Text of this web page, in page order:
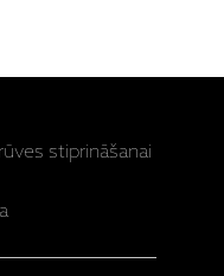
stiprināšanai